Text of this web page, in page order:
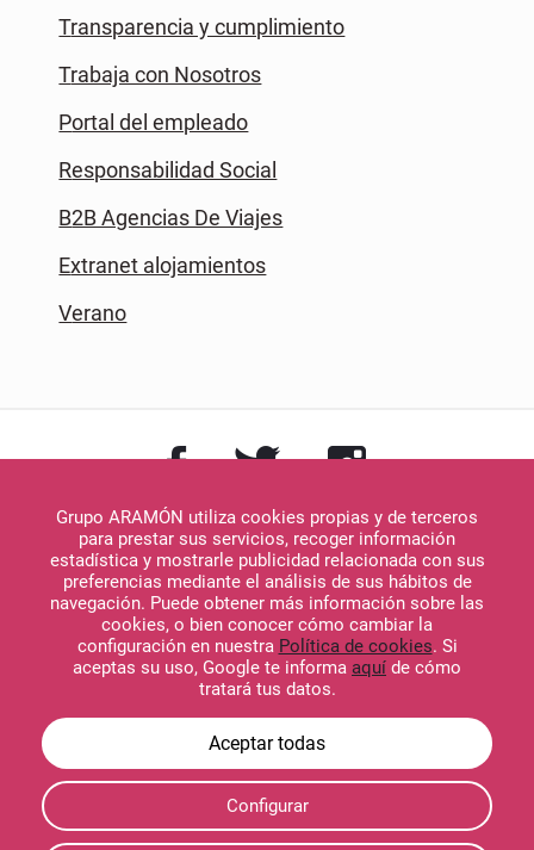
Grupo ARAMÓN utiliza cookies propias y de terceros
para prestar sus servicios, recoger información
estadística y mostrarle publicidad relacionada con sus
preferencias mediante el análisis de sus hábitos de
navegación. Puede obtener más información sobre las
cookies, o bien conocer cómo cambiar la
configuración en nuestra Política de cookies. Si
aceptas su uso, Google te informa aquí de cómo
tratará tus datos.
Configurar
Transparencia y cumplimiento
Trabaja con Nosotros
Portal del empleado
Responsabilidad Social
B2B Agencias De Viajes
Extranet alojamientos
Verano
Descargar en
App Store
Descargar en
Google Play